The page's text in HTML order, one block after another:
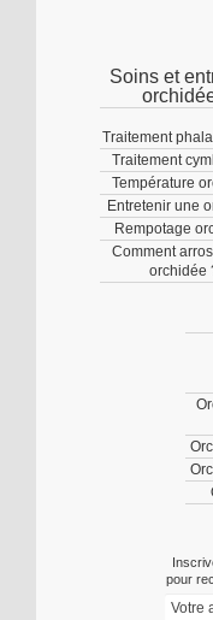
Soins et
Traitement
Traitement
Température
Entretenir une
Rempotage
Comment
orchidée
pour